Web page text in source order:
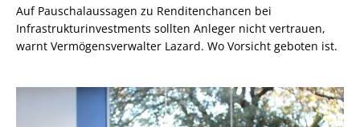
Auf Pauschalaussagen zu Renditenchancen bei
Infrastrukturinvestments sollten Anleger nicht vertrauen,
warnt Vermögensverwalter Lazard. Wo Vorsicht geboten ist.